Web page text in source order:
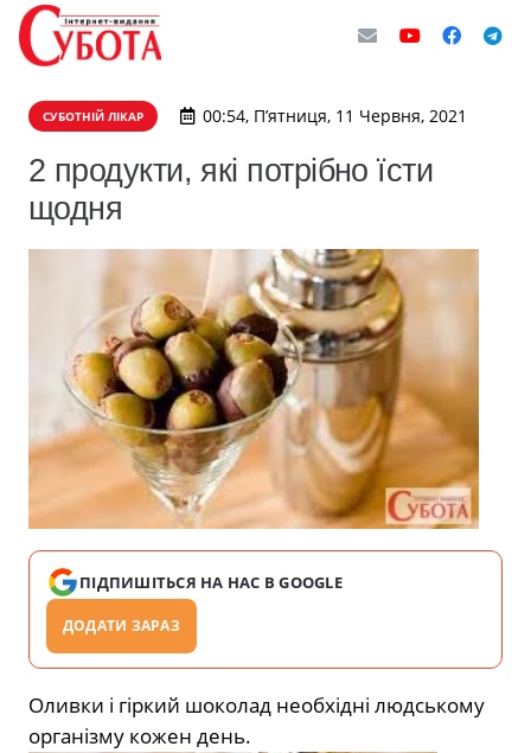
СУБОТНІЙ ЛІКАР 00:54, П’ятниця, 11 Червня, 2021
2 продукти, які потрібно їсти
щодня
ПІДПИШІТЬСЯ НА НАС В GOOGLE
ДОДАТИ ЗАРАЗ
Оливки і гіркий шоколад необхідні людському
організму кожен день.